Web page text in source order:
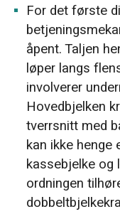
For det første
åpent. Taljen
løper langs
involverer
Hovedbjelken
tverrsnitt med
kan ikke henge
kassebjelke og
ordningen